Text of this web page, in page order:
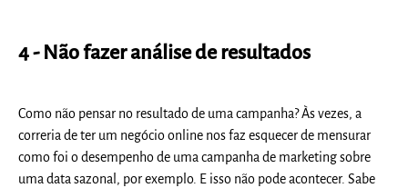
4 - Não fazer análise de resultados
Como não pensar no resultado de uma campanha? Às vezes, a
correria de ter um negócio online nos faz esquecer de mensurar
como foi o desempenho de uma campanha de marketing sobre
uma data sazonal, por exemplo. E isso não pode acontecer. Sabe